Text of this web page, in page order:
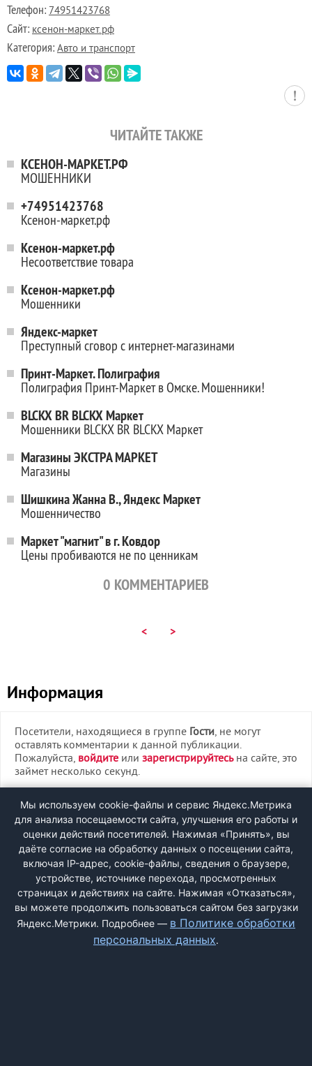
Телефон: 74951423768
Сайт: ксенон-маркет.рф
Категория: Авто и транспорт
ЧИТАЙТЕ ТАКЖЕ
КСЕНОН-МАРКЕТ.РФ
МОШЕННИКИ
+74951423768
Ксенон-маркет.рф
Ксенон-маркет.рф
Несоответствие товара
Ксенон-маркет.рф
Мошенники
Яндекс-маркет
Преступный сговор с интернет-магазинами
Принт-Маркет. Полиграфия
Полиграфия Принт-Маркет в Омске. Мошенники!
BLCKX BR BLCKX Маркет
Мошенники BLCKX BR BLCKX Маркет
Магазины ЭКСТРА МАРКЕТ
Магазины
Шишкина Жанна В., Яндекс Маркет
Мошенничество
Маркет "магнит" в г. Ковдор
Цены пробиваются не по ценникам
0 КОММЕНТАРИЕВ
< >
Информация
Посетители, находящиеся в группе Гости, не могут
оставлять комментарии к данной публикации.
Пожалуйста, войдите или зарегистрируйтесьна сайте, это
займет несколько секунд.
ВХОД
РЕГИСТРАЦИЯ
Быстрая регистрациячерез соцсети:
Мы используем cookie-файлы и сервис Яндекс.Метрика
для анализа посещаемости сайта, улучшения его работы и
оценки действий посетителей. Нажимая «Принять», вы
даёте согласие на обработку данных о посещении сайта,
включая IP-адрес, cookie-файлы, сведения о браузере,
устройстве, источнике перехода, просмотренных
страницах и действиях на сайте. Нажимая «Отказаться»,
вы можете продолжить пользоваться сайтом без загрузки
Яндекс.Метрики. Подробнее — в Политике обработки
персональных данных.